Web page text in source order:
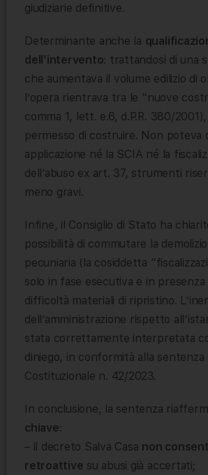
giudiziarie definitive.
Determinante anche la
dell’intervento: trattandosi di una
che aumentava il volume edilizio di
l’opera rientrava tra le “nuove
comma 1, lett. e.6, d.P.R. 380/
permesso di costruire. Non poteva
applicazione né la SCIA né la
dell’abuso ex art. 37, strumenti
meno gravi.
Infine, il Consiglio di Stato ha
possibilità di commutare la
pecuniaria (la cosiddetta
solo in fase esecutiva e in
difficoltà materiali di ripristino.
dell’amministrazione rispetto
stata correttamente interpretata
diniego, in conformità alla sentenza
Costituzionale n. 42/2023.
In conclusione, la sentenza
chiave:
– il decreto Salva Casa non
retroattive su abusi già accertati;